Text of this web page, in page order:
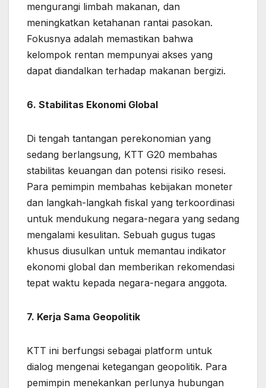
mengurangi limbah makanan, dan
meningkatkan ketahanan rantai pasokan.
Fokusnya adalah memastikan bahwa
kelompok rentan mempunyai akses yang
dapat diandalkan terhadap makanan bergizi.
6. Stabilitas Ekonomi Global
Di tengah tantangan perekonomian yang
sedang berlangsung, KTT G20 membahas
stabilitas keuangan dan potensi risiko resesi.
Para pemimpin membahas kebijakan moneter
dan langkah-langkah fiskal yang terkoordinasi
untuk mendukung negara-negara yang sedang
mengalami kesulitan. Sebuah gugus tugas
khusus diusulkan untuk memantau indikator
ekonomi global dan memberikan rekomendasi
tepat waktu kepada negara-negara anggota.
7. Kerja Sama Geopolitik
KTT ini berfungsi sebagai platform untuk
dialog mengenai ketegangan geopolitik. Para
pemimpin menekankan perlunya hubungan